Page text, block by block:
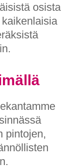
osista
pintojen,